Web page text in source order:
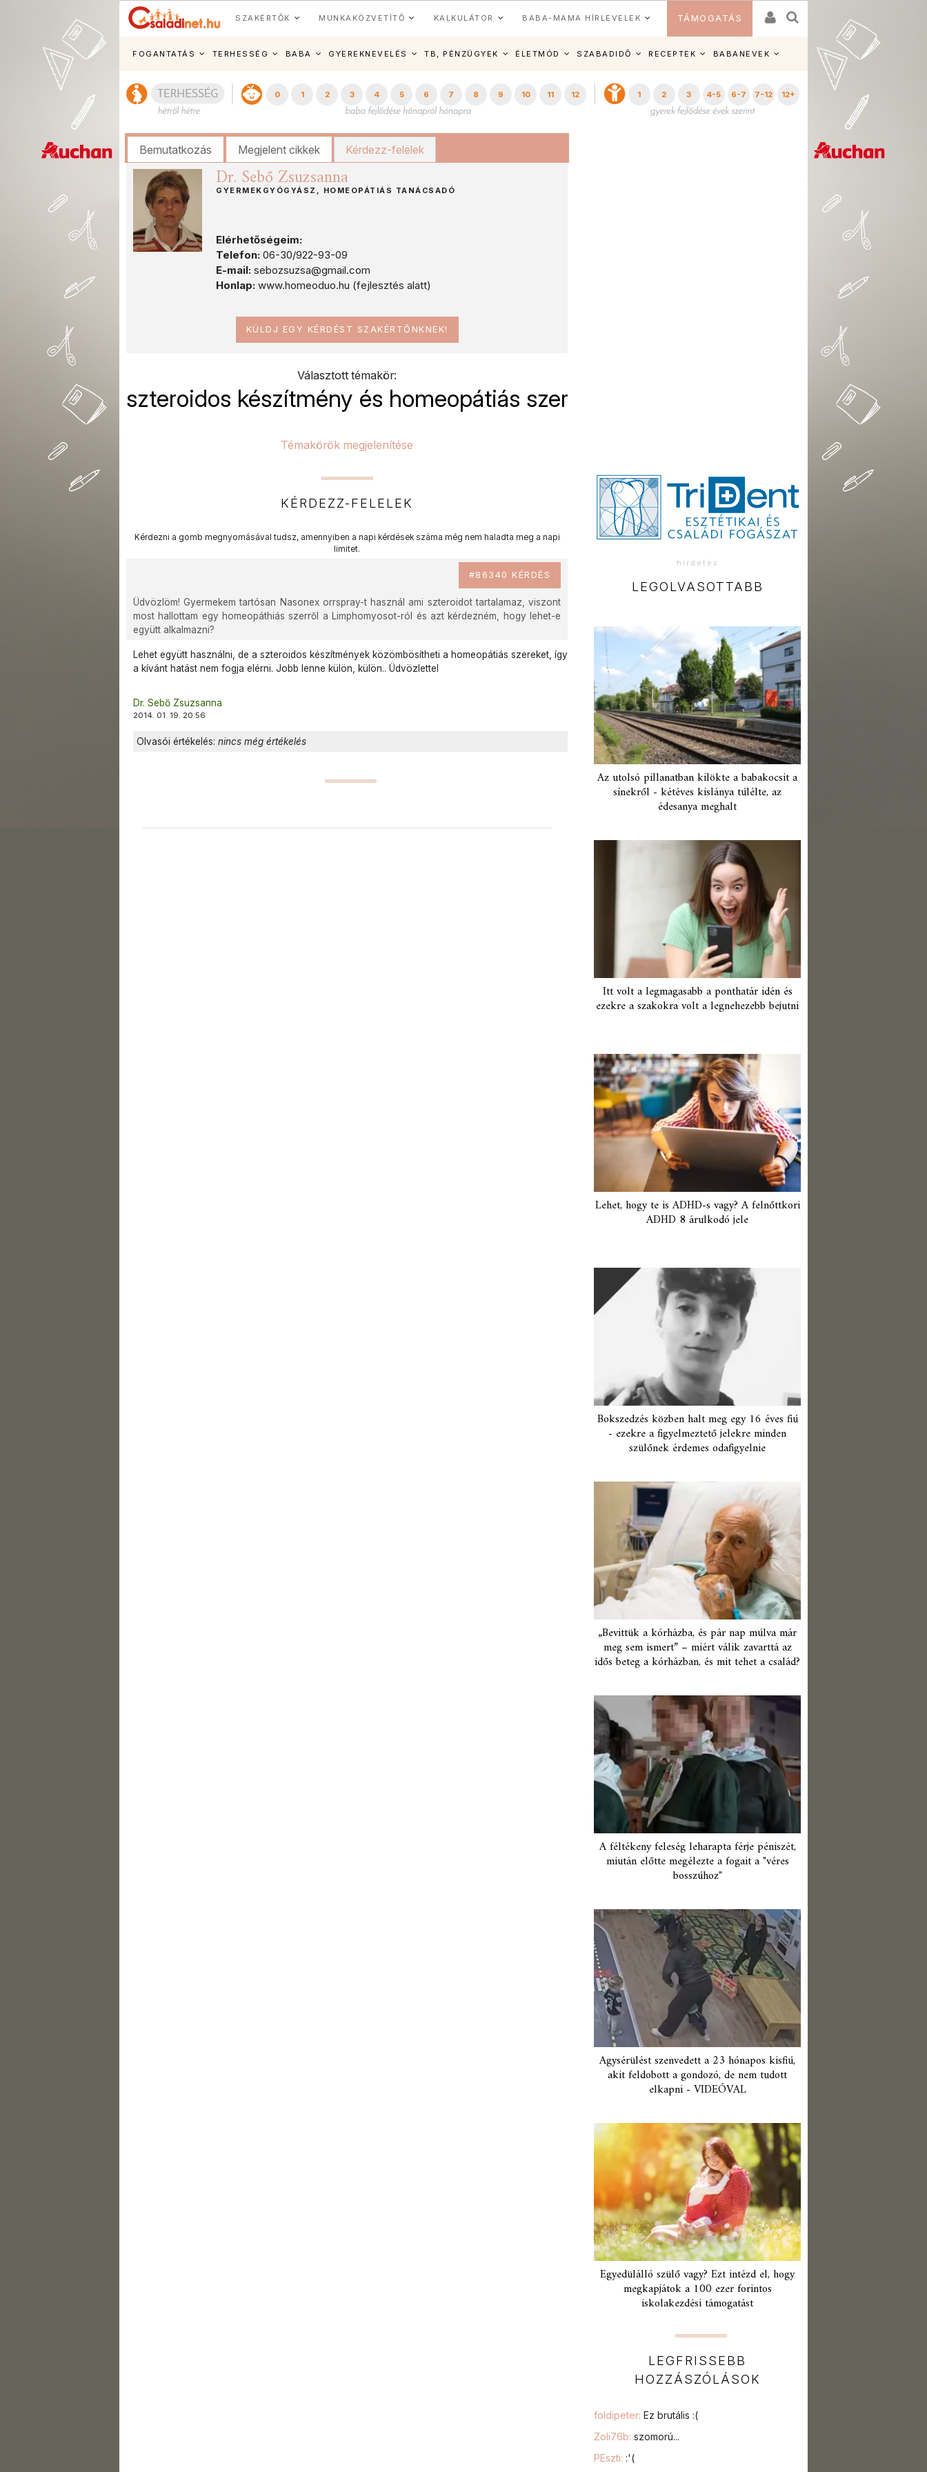
SZAKÉRTŐK MUNKAKÖZVETÍTŐ KALKULÁTOR BABA-MAMA HÍRLEVELEK TÁMOGATÁS
FOGANTATÁS TERHESSÉG BABA GYEREKNEVELÉS TB, PÉNZÜGYEK ÉLETMÓD SZABADIDŐ RECEPTEK BABANEVEK
0 1 2 3 4 5 6 7 8 9 10 11 12 1 2 3 4-5 6-7 7-12 12+
Bemutatkozás Megjelent cikkek Kérdezz-felelek
Dr. Sebő Zsuzsanna
GYERMEKGYÓGYÁSZ, HOMEOPÁTIÁS TANÁCSADÓ
Elérhetőségeim:
Telefon: 06-30/922-93-09
E-mail: sebozsuzsa@gmail.com
Honlap: www.homeoduo.hu (fejlesztés alatt)
KÜLDJ EGY KÉRDÉST SZAKÉRTŐNKNEK!
Választott témakör:
szteroidos készítmény és homeopátiás szer
Témakörök megjelenítése
KÉRDEZZ-FELELEK
Kérdezni a gomb megnyomásával tudsz, amennyiben a napi kérdések száma még nem haladta meg a napi
limitet.
#86340 KÉRDÉS
Üdvözlöm! Gyermekem tartósan Nasonex orrspray-t használ ami szteroidot tartalamaz, viszont
most hallottam egy homeopáthiás szerről a Limphomyosot-ról és azt kérdezném, hogy lehet-e
együtt alkalmazni?
Lehet együtt használni, de a szteroidos készítmények közömbösítheti a homeopátiás szereket, így
a kívánt hatást nem fogja elérni. Jobb lenne külön, külön.. Üdvözlettel
Dr. Sebő Zsuzsanna
2014. 01. 19. 20:56
Olvasói értékelés: nincs még értékelés
hirdetés
LEGOLVASOTTABB
Az utolsó pillanatban kilökte a babakocsit a
sínekről - kétéves kislánya túlélte, az
édesanya meghalt
Itt volt a legmagasabb a ponthatár idén és
ezekre a szakokra volt a legnehezebb bejutni
Lehet, hogy te is ADHD-s vagy? A felnőttkori
ADHD 8 árulkodó jele
Bokszedzés közben halt meg egy 16 éves fiú
- ezekre a figyelmeztető jelekre minden
szülőnek érdemes odafigyelnie
„Bevittük a kórházba, és pár nap múlva már
meg sem ismert” – miért válik zavarttá az
idős beteg a kórházban, és mit tehet a család?
A féltékeny feleség leharapta férje péniszét,
miután előtte megélezte a fogait a "véres
bosszúhoz"
Agysérülést szenvedett a 23 hónapos kisfiú,
akit feldobott a gondozó, de nem tudott
elkapni - VIDEÓVAL
Egyedülálló szülő vagy? Ezt intézd el, hogy
megkapjátok a 100 ezer forintos
iskolakezdési támogatást
LEGFRISSEBB
HOZZÁSZÓLÁSOK
foldipeter: Ez brutális :(
Zoli76b: szomorú...
PEszti: :'(